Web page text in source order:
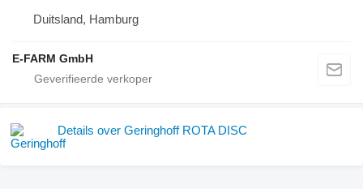
Duitsland, Hamburg
E-FARM GmbH
Details over Geringhoff ROTA DISC